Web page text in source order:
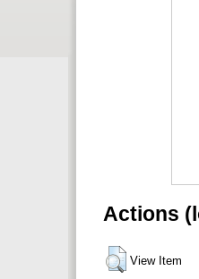
Actions
View Item